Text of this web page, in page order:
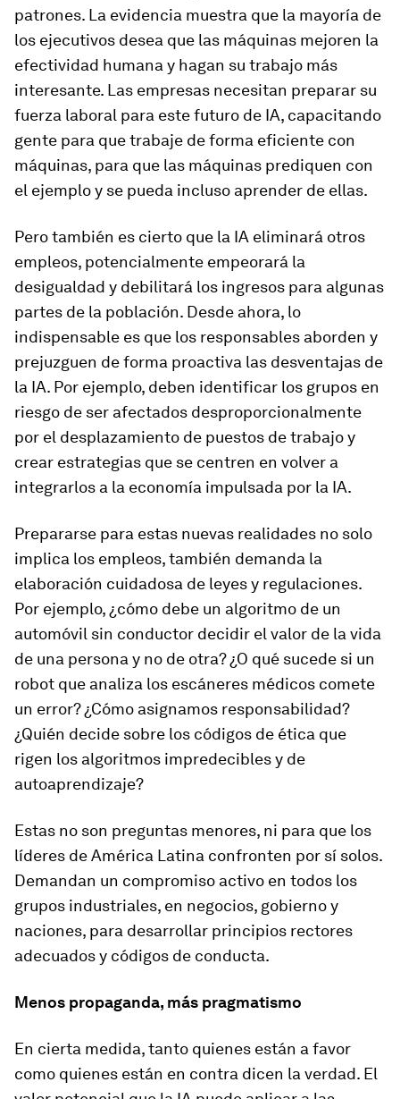
patrones. La evidencia muestra que la mayoría de
los ejecutivos desea que las máquinas mejoren la
efectividad humana y hagan su trabajo más
interesante. Las empresas necesitan preparar su
fuerza laboral para este futuro de IA, capacitando
gente para que trabaje de forma eficiente con
máquinas, para que las máquinas prediquen con
el ejemplo y se pueda incluso aprender de ellas.
Pero también es cierto que la IA eliminará otros
empleos, potencialmente empeorará la
desigualdad y debilitará los ingresos para algunas
partes de la población. Desde ahora, lo
indispensable es que los responsables aborden y
prejuzguen de forma proactiva las desventajas de
la IA. Por ejemplo, deben identificar los grupos en
riesgo de ser afectados desproporcionalmente
por el desplazamiento de puestos de trabajo y
crear estrategias que se centren en volver a
integrarlos a la economía impulsada por la IA.
Prepararse para estas nuevas realidades no solo
implica los empleos, también demanda la
elaboración cuidadosa de leyes y regulaciones.
Por ejemplo, ¿cómo debe un algoritmo de un
automóvil sin conductor decidir el valor de la vida
de una persona y no de otra? ¿O qué sucede si un
robot que analiza los escáneres médicos comete
un error? ¿Cómo asignamos responsabilidad?
¿Quién decide sobre los códigos de ética que
rigen los algoritmos impredecibles y de
autoaprendizaje?
Estas no son preguntas menores, ni para que los
líderes de América Latina confronten por sí solos.
Demandan un compromiso activo en todos los
grupos industriales, en negocios, gobierno y
naciones, para desarrollar principios rectores
adecuados y códigos de conducta.
Menos propaganda, más pragmatismo
En cierta medida, tanto quienes están a favor
como quienes están en contra dicen la verdad. El